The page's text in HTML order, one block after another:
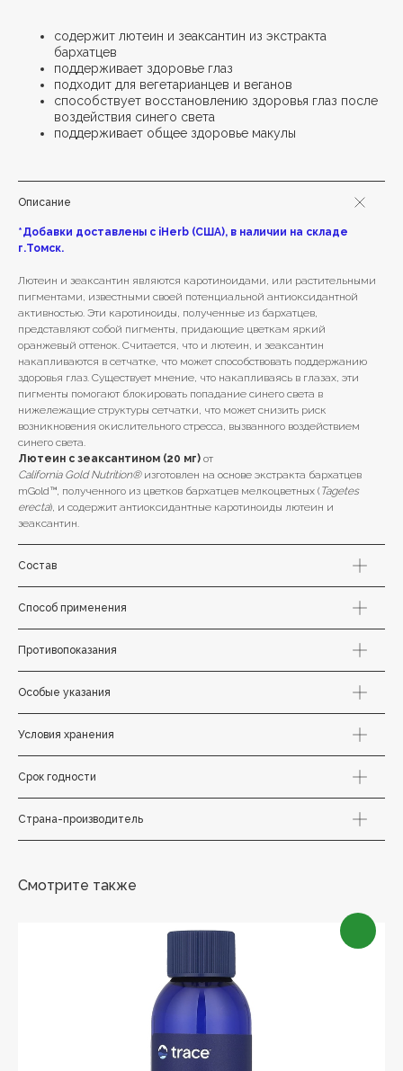
содержит лютеин и зеаксантин из экстракта
бархатцев
поддерживает здоровье глаз
подходит для вегетарианцев и веганов
способствует восстановлению здоровья глаз после
воздействия синего света
поддерживает общее здоровье макулы
Описание
*Добавки доставлены с iHerb (США), в наличии на складе
г.Томск.
Лютеин и зеаксантин являются каротиноидами, или растительными
пигментами, известными своей потенциальной антиоксидантной
активностью. Эти каротиноиды, полученные из бархатцев,
представляют собой пигменты, придающие цветкам яркий
оранжевый оттенок. Считается, что и лютеин, и зеаксантин
накапливаются в сетчатке, что может способствовать поддержанию
здоровья глаз. Существует мнение, что накапливаясь в глазах, эти
пигменты помогают блокировать попадание синего света в
нижележащие структуры сетчатки, что может снизить риск
возникновения окислительного стресса, вызванного воздействием
синего света.
Лютеин с зеаксантином (20 мг) от
California Gold Nutrition®изготовлен на основе экстракта бархатцев
mGold™, полученного из цветков бархатцев мелкоцветных ( Tagetes
erecta), и содержит антиоксидантные каротиноиды лютеин и
зеаксантин.
Состав
Способ применения
Противопоказания
Особые указания
Условия хранения
Срок годности
Страна-производитель
Смотрите также